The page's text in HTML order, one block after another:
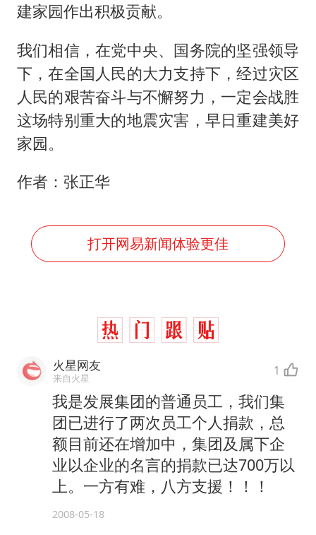
建家园作出积极贡献。
我们相信，在党中央、国务院的坚强领导
下，在全国人民的大力支持下，经过灾区
人民的艰苦奋斗与不懈努力，一定会战胜
这场特别重大的地震灾害，早日重建美好
家园。
作者：张正华
打开网易新闻体验更佳
火星网友
来自火星 1
我是发展集团的普通员工，我们集
团已进行了两次员工个人捐款，总
额目前还在增加中，集团及属下企
业以企业的名言的捐款已达700万以
上。一方有难，八方支援！！！
2008-05-18